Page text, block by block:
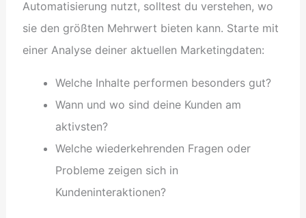
Automatisierung nutzt, solltest du verstehen, wo
sie den größten Mehrwert bieten kann. Starte mit
einer Analyse deiner aktuellen Marketingdaten:
Welche Inhalte performen besonders gut?
Wann und wo sind deine Kunden am
aktivsten?
Welche wiederkehrenden Fragen oder
Probleme zeigen sich in
Kundeninteraktionen?